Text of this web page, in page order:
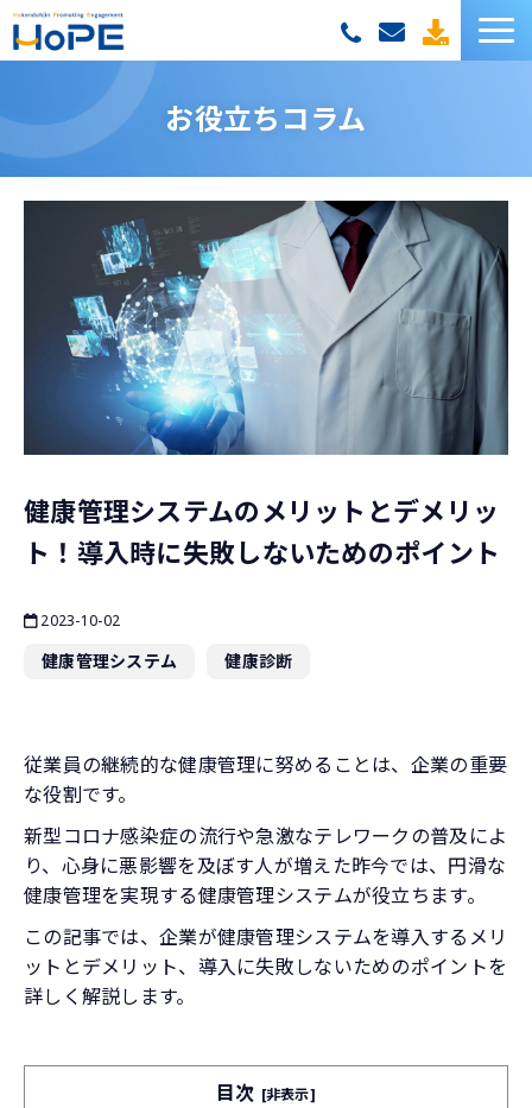
HoPEサービス一覧
お客様の声
お役立ち資料
お役立ちコラム
お役立ちコラム
健康管理システムのメリットとデメリッ
ト！導入時に失敗しないためのポイント
2023-10-02
健康管理システム 健康診断
従業員の継続的な健康管理に努めることは、企業の重要
な役割です。
新型コロナ感染症の流行や急激なテレワークの普及によ
り、心身に悪影響を及ぼす人が増えた昨今では、円滑な
健康管理を実現する健康管理システムが役立ちます。
この記事では、企業が健康管理システムを導入するメリ
ットとデメリット、導入に失敗しないためのポイントを
詳しく解説します。
目次 [非表示]